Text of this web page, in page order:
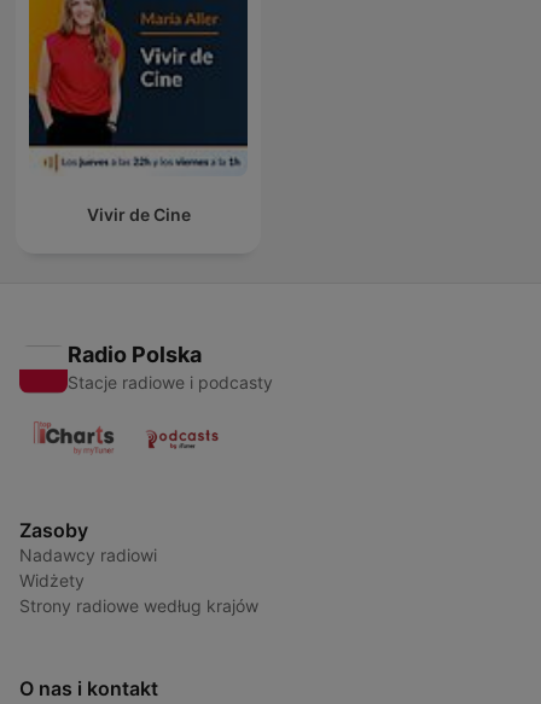
Vivir de Cine
Radio Polska
Stacje radiowe i podcasty
Zasoby
Nadawcy radiowi
Widżety
Strony radiowe według krajów
O nas i kontakt